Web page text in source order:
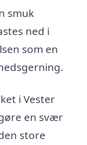
smuk
ned i
som en
i Vester
en svær
store